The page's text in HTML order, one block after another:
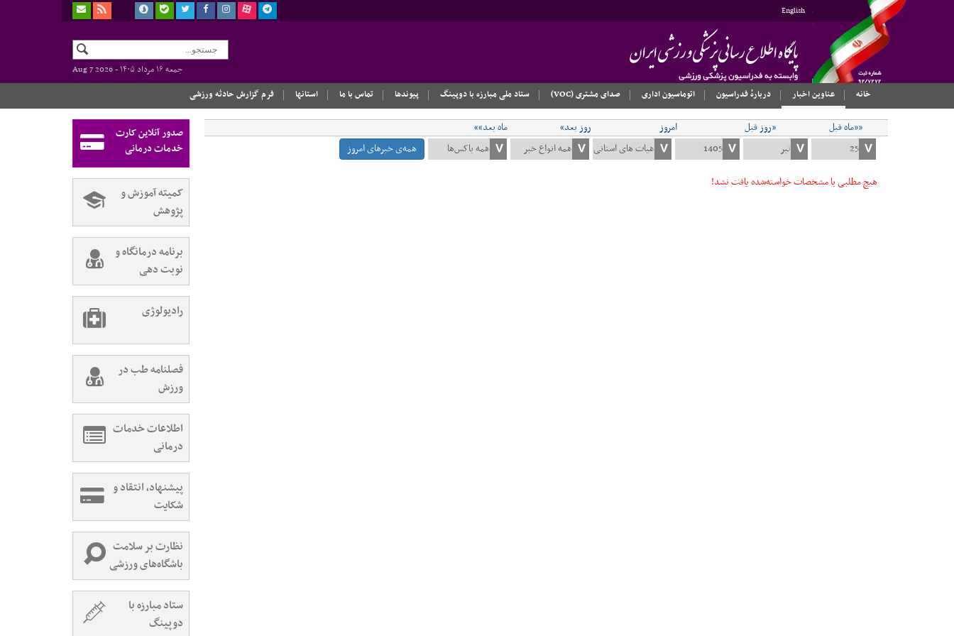
English
جمعه ۱۶ مرداد ۱۴۰۵ -
Aug 7 2026
خانه
عناوین اخبار دربارهٔ فدراسیون اتوماسیون اداری صدای مشتری (VOC) ستاد ملی مبارزه با دوپینگ پیوندها تماس با ما استانها فرم گزارش حادثه ورزشی
««ماه قبل «روز قبل امروز روز بعد»
ماه بعد»»
همه‌ی خبرهای امروز
هیچ مطلبی با مشخصات خواسته‌شده یافت نشد!
صدور آنلاین کارت
خدمات درمانی
کمیته آموزش و
پژوهش
برنامه درمانگاه و
نوبت دهی
رادیولوژی
فصلنامه طب در
ورزش
اطلاعات خدمات
درمانی
پیشنهاد، انتقاد و
شکایت
نظارت بر سلامت
باشگاه‌های ورزشی
ستاد مبارزه با
دوپینگ